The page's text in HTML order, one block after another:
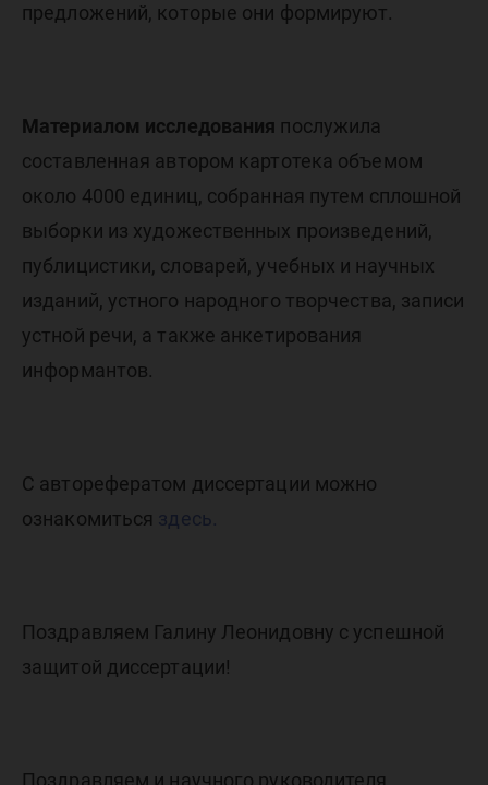
предложений, которые они формируют.
Материалом исследования послужила
составленная автором картотека объемом
около 4000 единиц, собранная путем сплошной
выборки из художественных произведений,
публицистики, словарей, учебных и научных
изданий, устного народного творчества, записи
устной речи, а также анкетирования
информантов.
С авторефератом диссертации можно
ознакомиться здесь.
Поздравляем Галину Леонидовну с успешной
защитой диссертации!
Поздравляем и научного руководителя